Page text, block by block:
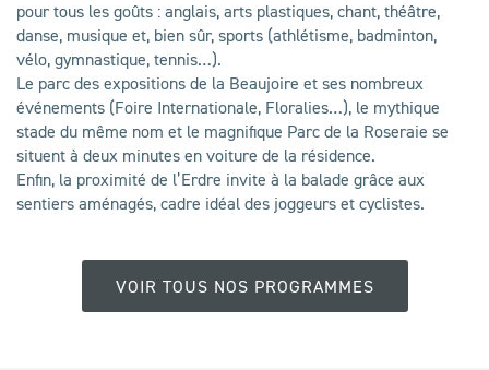
pour tous les goûts : anglais, arts plastiques, chant, théâtre,
danse, musique et, bien sûr, sports (athlétisme, badminton,
vélo, gymnastique, tennis…).
Le parc des expositions de la Beaujoire et ses nombreux
événements (Foire Internationale, Floralies…), le mythique
stade du même nom et le magnifique Parc de la Roseraie se
situent à deux minutes en voiture de la résidence.
Enfin, la proximité de l’Erdre invite à la balade grâce aux
sentiers aménagés, cadre idéal des joggeurs et cyclistes.
VOIR TOUS NOS PROGRAMMES